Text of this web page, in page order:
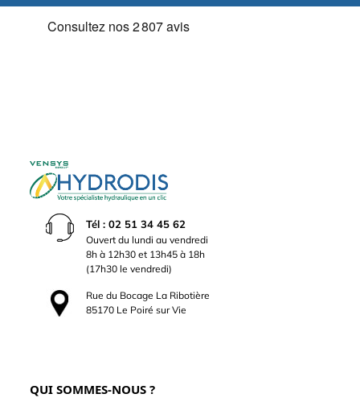
Tél : 02 51 34 45 62
Ouvert du lundi au vendredi
8h à 12h30 et 13h45 à 18h
(17h30 le vendredi)
Rue du Bocage La Ribotière
85170 Le Poiré sur Vie
QUI SOMMES-NOUS ?